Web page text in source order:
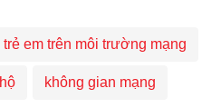
trẻ em trên môi trường mạng
không gian mạng